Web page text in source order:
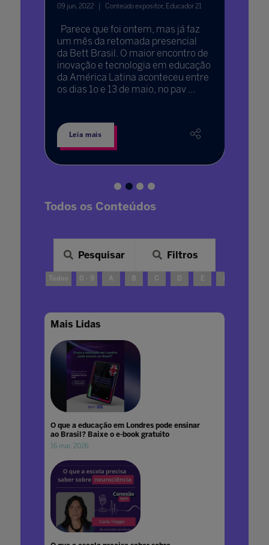
09 jun. 2022 Conteúdo expositor, Educador 21
Parece que foi ontem, mas já faz
um mês da retomada presencial
da Bett Brasil. O maior encontro de
inovação e tecnologia em educação
da América Latina aconteceu entre
os dias 1o e 13 de maio, no pav ...
Leia mais
Todos os Conteúdos
Pesquisar Filtros
Todos 0 - 9 A B C E
Mais Lidas
O que a educação em Londres pode ensinar
ao Brasil? Baixe o e-book gratuito
16 mar. 2026